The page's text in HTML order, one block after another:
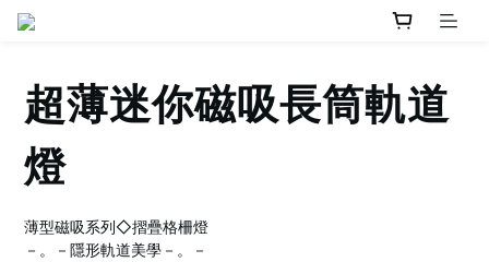
超薄迷你磁吸長筒軌道
燈
薄型磁吸系列◇摺疊格柵燈
－。－隱形軌道美學－。－